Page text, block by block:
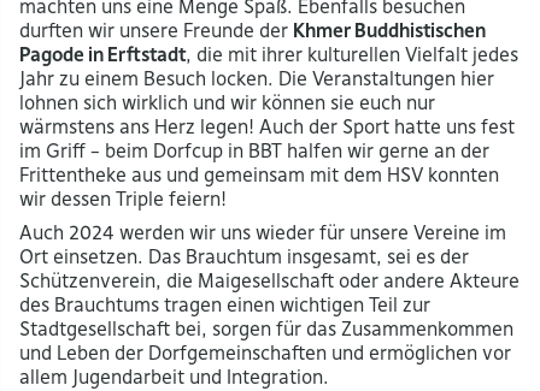
machten uns eine Menge Spaß. Ebenfalls besuchen
durften wir unsere Freunde der Khmer Buddhistischen
Pagode in Erftstadt, die mit ihrer kulturellen Vielfalt jedes
Jahr zu einem Besuch locken. Die Veranstaltungen hier
lohnen sich wirklich und wir können sie euch nur
wärmstens ans Herz legen! Auch der Sport hatte uns fest
im Griff – beim Dorfcup in BBT halfen wir gerne an der
Frittentheke aus und gemeinsam mit dem HSV konnten
wir dessen Triple feiern!
Auch 2024 werden wir uns wieder für unsere Vereine im
Ort einsetzen. Das Brauchtum insgesamt, sei es der
Schützenverein, die Maigesellschaft oder andere Akteure
des Brauchtums tragen einen wichtigen Teil zur
Stadtgesellschaft bei, sorgen für das Zusammenkommen
und Leben der Dorfgemeinschaften und ermöglichen vor
allem Jugendarbeit und Integration.